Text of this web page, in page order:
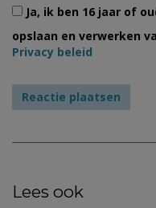
Ja, ik ben 16 jaar of
opslaan en verwerken
Privacy beleid
Lees ook